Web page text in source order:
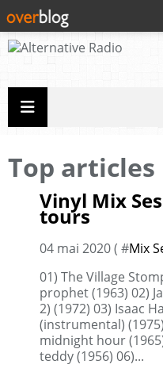
Top articles
Vinyl Mix
tours
04 mai 2020 ( #Mix
01) The Village
prophet (1963) 02)
2) (1972) 03) Isaac
(instrumental)
midnight hour
teddy (1956) 06)...